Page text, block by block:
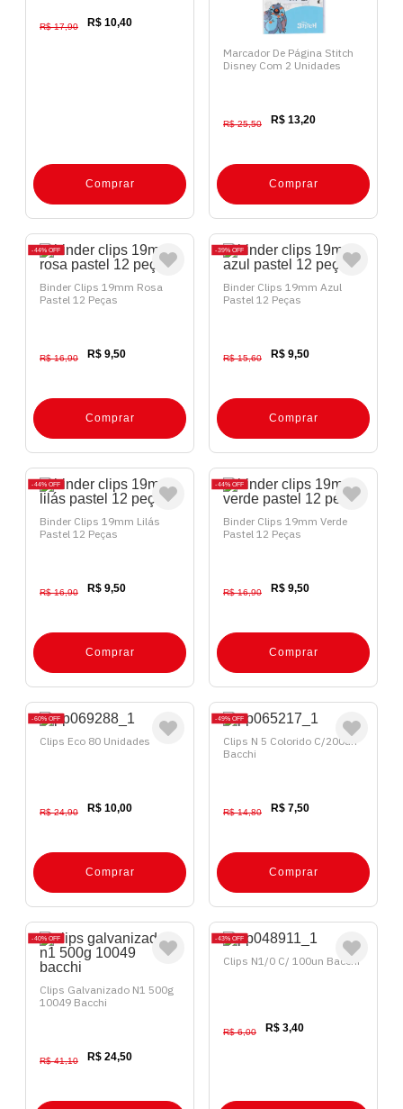
R$ 17,90 R$ 10,40
Comprar
Marcador De Página Stitch
Disney Com 2 Unidades
R$ 25,50 R$ 13,20
Comprar
44% OFF
Binder Clips 19mm Rosa
Pastel 12 Peças
R$ 16,90 R$ 9,50
Comprar
39% OFF
Binder Clips 19mm Azul
Pastel 12 Peças
R$ 15,60 R$ 9,50
Comprar
44% OFF
Binder Clips 19mm Lilás
Pastel 12 Peças
R$ 16,90 R$ 9,50
Comprar
44% OFF
Binder Clips 19mm Verde
Pastel 12 Peças
R$ 16,90 R$ 9,50
Comprar
60% OFF
Clips Eco 80 Unidades
R$ 24,90 R$ 10,00
Comprar
49% OFF
Clips N 5 Colorido C/200un
Bacchi
R$ 14,80 R$ 7,50
Comprar
40% OFF
Clips Galvanizado N1 500g
10049 Bacchi
R$ 41,10 R$ 24,50
43% OFF
Clips N1/0 C/ 100un Bacchi
R$ 6,00 R$ 3,40